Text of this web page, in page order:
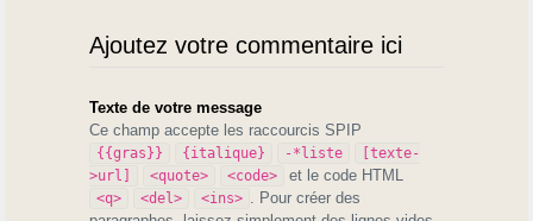
Ajoutez votre commentaire ici
Texte de votre message
Ce champ accepte les raccourcis SPIP
{{gras}} {italique} -*liste
[texte-
>url]
<quote> <code> et le code HTML
<q> <del> <ins>
. Pour créer des